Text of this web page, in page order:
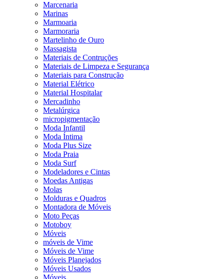
Marcenaria
Marinas
Marmoaria
Marmoraria
Martelinho de Ouro
Massagista
Materiais de Contruções
Materiais de Limpeza e Segurança
Materiais para Construção
Material Elétrico
Material Hospitalar
Mercadinho
Metalúrgica
micropigmentação
Moda Infantil
Moda Íntima
Moda Plus Size
Moda Praia
Moda Surf
Modeladores e Cintas
Moedas Antigas
Molas
Molduras e Quadros
Montadora de Móveis
Moto Peças
Motoboy
Móveis
móveis de Vime
Móveis de Vime
Móveis Planejados
Móveis Usados
Móveis.